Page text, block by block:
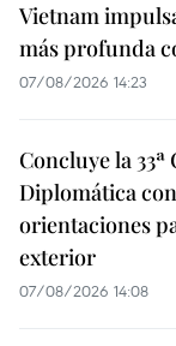
Vietnam
más profunda
07/08/2026 14:23
Concluye la
Diplomática
orientaciones
exterior
07/08/2026 14:08